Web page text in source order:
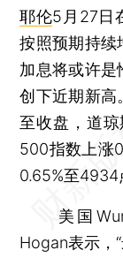
耶伦5月27日
按照预期持续
加息将或许是
创下近期新高
至收盘，道
500指数上涨
0.65%至4934
美国
Hogan表示，